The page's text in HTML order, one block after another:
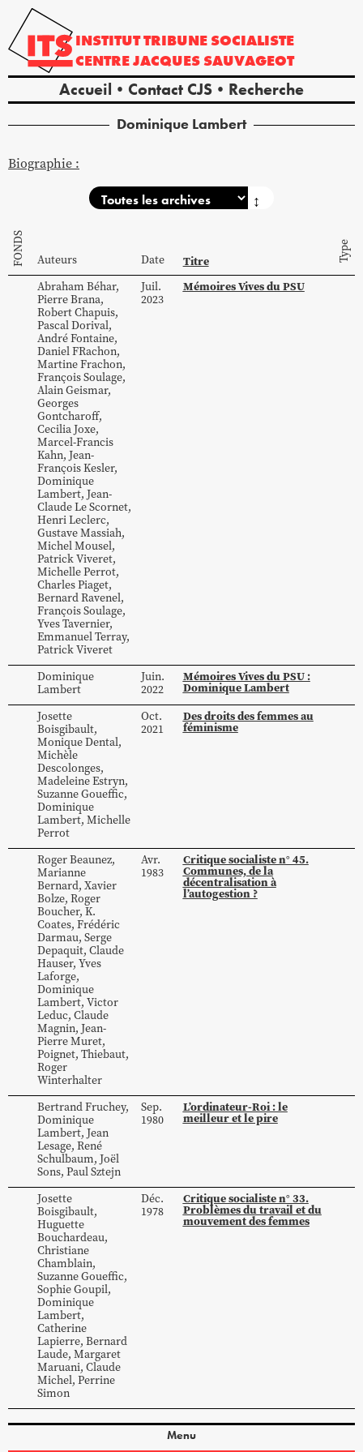
INSTITUTTRIBUNE SOCIALISTE
CENTREJACQUES SAUVAGEOT
Accueil Contact CJS Recherche
Dominique Lambert
Biographie :
↕
FONDS Auteurs Date Titre Type
Abraham Béhar,
PierreBrana,
RobertChapuis,
PascalDorival,
AndréFontaine,
DanielFRachon,
MartineFrachon,
François Soulage,
AlainGeismar,
Georges
Gontcharoff,
CeciliaJoxe,
Marcel-Francis
Kahn, Jean-
FrançoisKesler,
Dominique
Lambert, Jean-
ClaudeLe Scornet,
HenriLeclerc,
GustaveMassiah,
MichelMousel,
Patrick Viveret,
MichellePerrot,
CharlesPiaget,
BernardRavenel,
FrançoisSoulage,
YvesTavernier,
EmmanuelTerray,
PatrickViveret
Juil.
2023
Mémoires Vives du PSU
Dominique
Lambert
Juin.
2022
Mémoires Vives du PSU :
Dominique Lambert
Josette
Boisgibault,
MoniqueDental,
Michèle
Descolonges,
MadeleineEstryn,
SuzanneGoueffic,
Dominique
Lambert, Michelle
Perrot
Oct.
2021
Des droits des femmes au
féminisme
RogerBeaunez,
Marianne
Bernard, Xavier
Bolze, Roger
Boucher, K.
Coates, Frédéric
Darmau, Serge
Depaquit, Claude
Hauser, Yves
Laforge,
Dominique
Lambert, Victor
Leduc, Claude
Magnin, Jean-
PierreMuret,
Poignet, Thiebaut,
Roger
Winterhalter
Avr.
1983
Critique socialiste n° 45.
Communes, de la
décentralisation à
l’autogestion ?
BertrandFruchey,
Dominique
Lambert, Jean
Lesage, René
Schulbaum, Joël
Sons, PaulSztejn
Sep.
1980
L’ordinateur-Roi : le
meilleur et le pire
Josette
Boisgibault,
Huguette
Bouchardeau,
Christiane
Chamblain,
SuzanneGoueffic,
SophieGoupil,
Dominique
Lambert,
Catherine
Lapierre, Bernard
Laude, Margaret
Maruani, Claude
Michel, Perrine
Simon
Déc.
1978
Critique socialiste n° 33.
Problèmes du travail et du
mouvement des femmes
Menu